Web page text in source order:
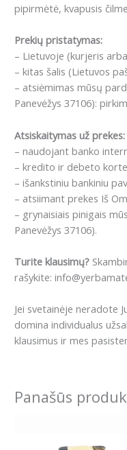
pipirmėtė, kvapusis
Prekių pristatymas:
– Lietuvoje (kurjeris
– kitas šalis (Lietuvos
– atsiėmimas mūsų
Panevėžys 37106):
Atsiskaitymas už prekes:
– naudojant banko
– kredito ir debeto
– išankstiniu bankiniu
– atsiimant prekes Iš
– grynaisiais pinigais
Panevėžys 37106).
Turite klausimų?
rašykite:
Jei svetainėje neradote
domina individualus
klausimus ir mes
Panašūs